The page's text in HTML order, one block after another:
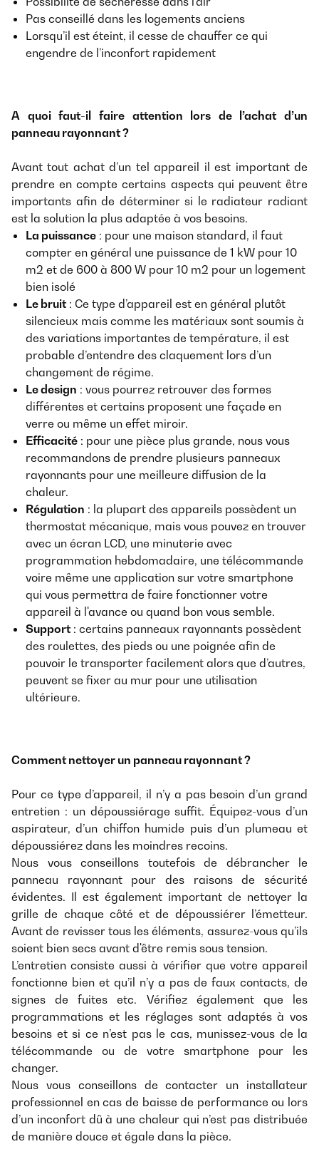
Pas conseillé dans les logements anciens
Lorsqu’il est éteint, il cesse de chauffer ce qui
engendre de l’inconfort rapidement
A quoi faut-il faire attention lors de l’achat d’un
panneau rayonnant ?
Avant tout achat d’un tel appareil il est important de
prendre en compte certains aspects qui peuvent être
importants afin de déterminer si le radiateur radiant
est la solution la plus adaptée à vos besoins.
La puissance : pour une maison standard, il faut
compter en général une puissance de 1 kW pour 10
m2 et de 600 à 800 W pour 10 m2 pour un logement
bien isolé
Le bruit : Ce type d’appareil est en général plutôt
silencieux mais comme les matériaux sont soumis à
des variations importantes de température, il est
probable d’entendre des claquement lors d’un
changement de régime.
Le design : vous pourrez retrouver des formes
différentes et certains proposent une façade en
verre ou même un effet miroir.
Efficacité : pour une pièce plus grande, nous vous
recommandons de prendre plusieurs panneaux
rayonnants pour une meilleure diffusion de la
chaleur.
Régulation : la plupart des appareils possèdent un
thermostat mécanique, mais vous pouvez en trouver
avec un écran LCD, une minuterie avec
programmation hebdomadaire, une télécommande
voire même une application sur votre smartphone
qui vous permettra de faire fonctionner votre
appareil à l'avance ou quand bon vous semble.
Support : certains panneaux rayonnants possèdent
des roulettes, des pieds ou une poignée afin de
pouvoir le transporter facilement alors que d’autres,
peuvent se fixer au mur pour une utilisation
ultérieure.
Comment nettoyer un panneau rayonnant ?
Pour ce type d’appareil, il n’y a pas besoin d’un grand
entretien : un dépoussiérage suffit. Équipez-vous d’un
aspirateur, d’un chiffon humide puis d’un plumeau et
dépoussiérez dans les moindres recoins.
Nous vous conseillons toutefois de débrancher le
panneau rayonnant pour des raisons de sécurité
évidentes. Il est également important de nettoyer la
grille de chaque côté et de dépoussiérer l’émetteur.
Avant de revisser tous les éléments, assurez-vous qu’ils
soient bien secs avant d'être remis sous tension.
L’entretien consiste aussi à vérifier que votre appareil
fonctionne bien et qu’il n’y a pas de faux contacts, de
signes de fuites etc. Vérifiez également que les
programmations et les réglages sont adaptés à vos
besoins et si ce n’est pas le cas, munissez-vous de la
télécommande ou de votre smartphone pour les
changer.
Nous vous conseillons de contacter un installateur
professionnel en cas de baisse de performance ou lors
d’un inconfort dû à une chaleur qui n’est pas distribuée
de manière douce et égale dans la pièce.